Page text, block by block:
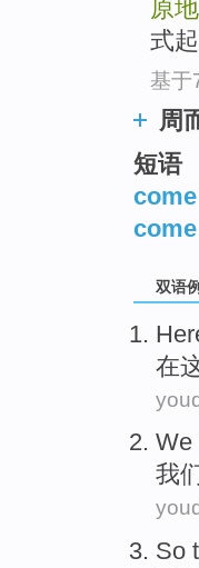
原地
式
基于
周
短语
双语
在
We
我
So